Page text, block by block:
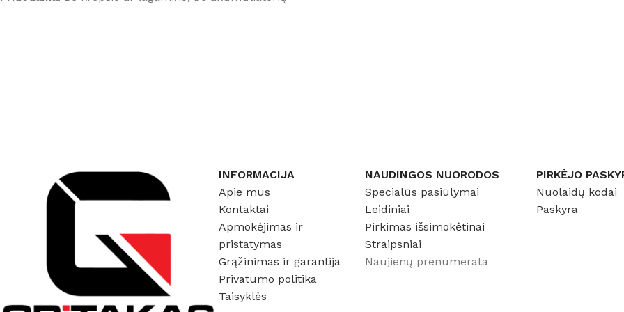
INFORMACIJA
Apie mus
Kontaktai
Apmokėjimas ir
pristatymas
Grąžinimas ir garantija
Privatumo politika
Taisyklės
NAUDINGOS NUORODOS
Specialūs pasiūlymai
Leidiniai
Pirkimas išsimokėtinai
Straipsniai
Naujienų prenumerata
PIRKĖJO
Nuolaidų kodai
Paskyra